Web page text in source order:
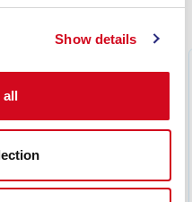
Show details
all